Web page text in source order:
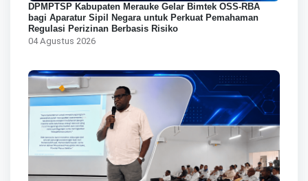
DPMPTSP Kabupaten Merauke Gelar Bimtek OSS-RBA
bagi Aparatur Sipil Negara untuk Perkuat Pemahaman
Regulasi Perizinan Berbasis Risiko
04 Agustus 2026